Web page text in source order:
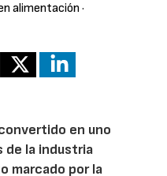
alimentación ·
en uno
de la industria
marcado por la